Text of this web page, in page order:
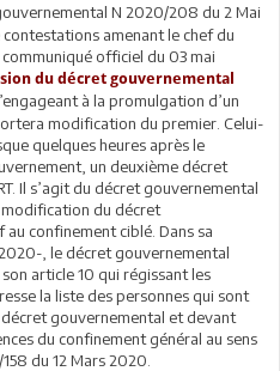
N 2020/208 du 2 Mai
amenant le chef du
officiel du 03 mai
du décret gouvernemental
à la promulgation d’un
modification du premier. Celui-
quelques heures après le
un deuxième décret
Il s’agit du décret gouvernemental
du décret
confinement ciblé. Dans sa
, le décret gouvernemental
article 10 qui régissant les
la liste des personnes qui sont
gouvernemental et devant
du confinement général au sens
du 12 Mars 2020.